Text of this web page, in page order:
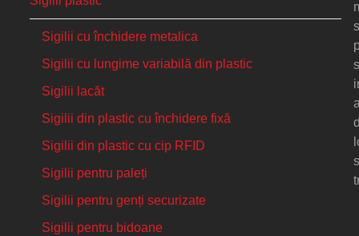
Sigilii cu închidere metalica
Sigilii cu lungime variabilă din plastic
Sigilii lacăt
Sigilii din plastic cu închidere fixă
Sigilii din plastic cu cip RFID
Sigilii pentru paleți
Sigilii pentru genți securizate
Sigilii pentru bidoane